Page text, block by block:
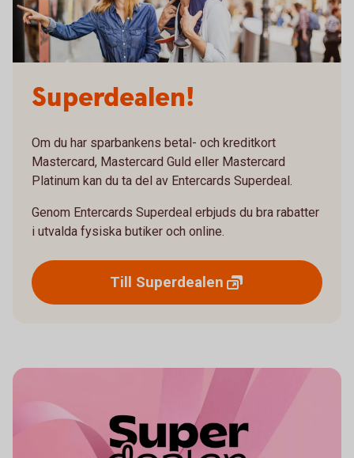
Superdealen!
Om du har sparbankens betal- och kreditkort
Mastercard, Mastercard Guld eller Mastercard
Platinum kan du ta del av Entercards Superdeal.
Genom Entercards Superdeal erbjuds du bra rabatter
i utvalda fysiska butiker och online.
Till Superdealen